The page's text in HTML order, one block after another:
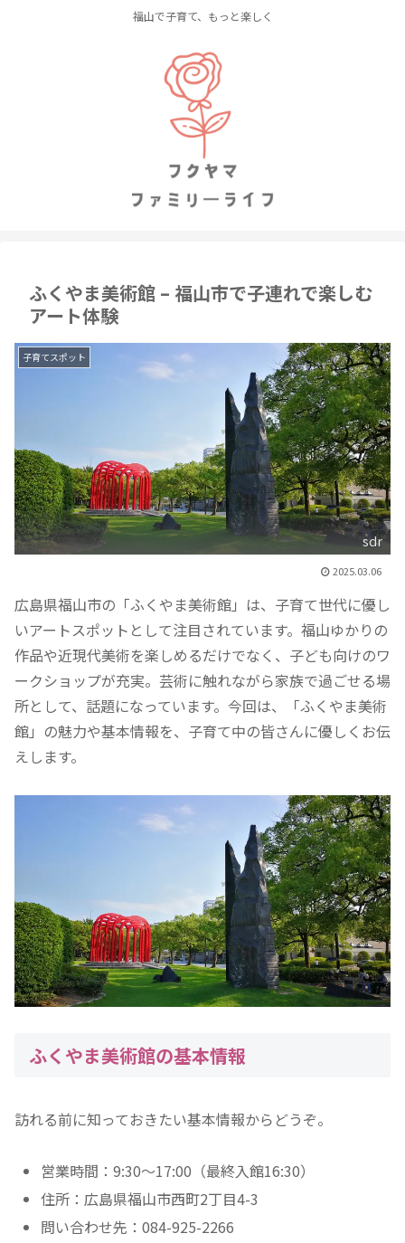
福山で子育て、もっと楽しく
ふくやま美術館 – 福山市で子連れで楽しむ
アート体験
子育てスポット
sdr
2025.03.06
広島県福山市の「ふくやま美術館」は、子育て世代に優し
いアートスポットとして注目されています。福山ゆかりの
作品や近現代美術を楽しめるだけでなく、子ども向けのワ
ークショップが充実。芸術に触れながら家族で過ごせる場
所として、話題になっています。今回は、「ふくやま美術
館」の魅力や基本情報を、子育て中の皆さんに優しくお伝
えします。
ふくやま美術館の基本情報
訪れる前に知っておきたい基本情報からどうぞ。
営業時間：9:30～17:00（最終入館16:30）
住所：広島県福山市西町2丁目4-3
問い合わせ先：084-925-2266